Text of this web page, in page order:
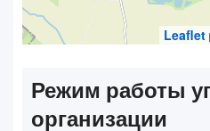
Leaflet
Режим работы
организации